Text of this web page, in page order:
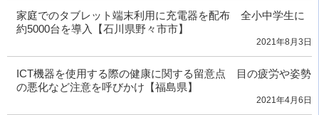
家庭でのタブレット端末利用に充電器を配布 全小中学生に
約5000台を導入【石川県野々市市】
2021年8月3日
ICT機器を使用する際の健康に関する留意点 目の疲労や姿勢
の悪化など注意を呼びかけ【福島県】
2021年4月6日